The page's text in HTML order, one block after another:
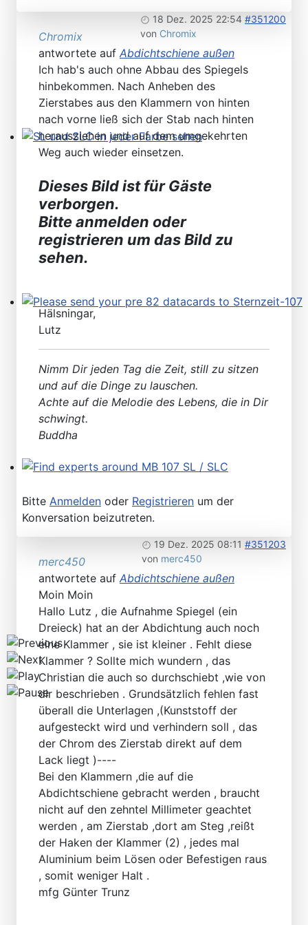
SL und SLC in jeder Farbe sehen
Please send your pre 82 datacards to Sternzeit-107
18 Dez. 2025 22:54 #351200
von Chromix
Chromix
antwortete auf Abdichtschiene außen
Ich hab's auch ohne Abbau des Spiegels
hinbekommen. Nach Anheben des
Zierstabes aus den Klammern von hinten
nach vorne ließ sich der Stab nach hinten
herausziehen und auf dem umgekehrten
Weg auch wieder einsetzen.
Dieses Bild ist für Gäste
verborgen.
Bitte anmelden oder
registrieren um das Bild zu
sehen.
Hälsningar,
Lutz
Nimm Dir jeden Tag die Zeit, still zu sitzen
und auf die Dinge zu lauschen.
Achte auf die Melodie des Lebens, die in Dir
schwingt.
Buddha
Bitte Anmelden oder Registrieren um der
Konversation beizutreten.
19 Dez. 2025 08:11 #351203
von merc450
merc450
antwortete auf Abdichtschiene außen
Moin Moin
Hallo Lutz , die Aufnahme Spiegel (ein
Dreieck) hat an der Abdichtung auch noch
eine Klammer , sie ist kleiner . Fehlt diese
Klammer ? Sollte mich wundern , das
Christian die auch so durchschiebt ,wie von
dir beschrieben . Grundsätzlich fehlen fast
überall die Unterlagen ,(Kunststoff der
aufgesteckt wird und verhindern soll , das
der Chrom des Zierstab direkt auf dem
Lack liegt )----
Bei den Klammern ,die auf die
Abdichtschiene gebracht werden , braucht
nicht auf den zehntel Millimeter geachtet
werden , am Zierstab ,dort am Steg ,reißt
der Haken der Klammer (2) , jedes mal
Aluminium beim Lösen oder Befestigen raus
, somit weniger Halt .
mfg Günter Trunz